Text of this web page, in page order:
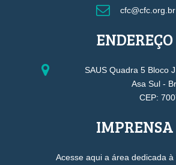
cfc@cfc.org.br
ENDEREÇO
SAUS Quadra 5 Bloco
Asa Sul -
CEP:
IMPRENSA
Acesse aqui a área dedicada à